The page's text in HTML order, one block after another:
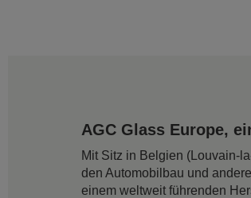
AGC Glass Europe,
Mit Sitz in Belgien (Louvain-
den Automobilbau und
einem weltweit führenden